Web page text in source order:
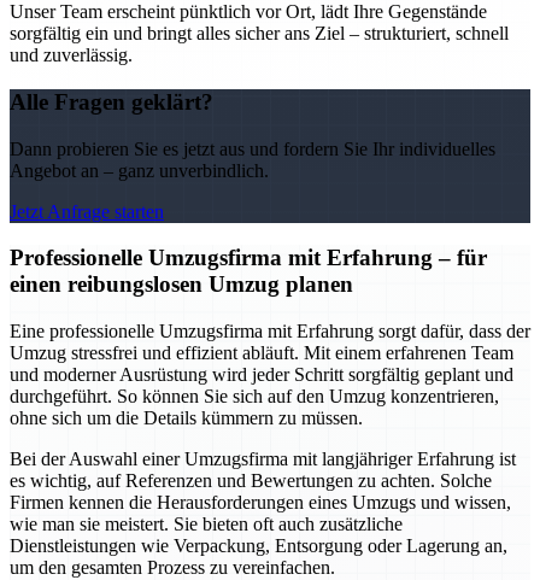
Unser Team erscheint pünktlich vor Ort, lädt Ihre Gegenstände
sorgfältig ein und bringt alles sicher ans Ziel – strukturiert, schnell
und zuverlässig.
Alle Fragen geklärt?
Dann probieren Sie es jetzt aus und fordern Sie Ihr individuelles
Angebot an – ganz unverbindlich.
Jetzt Anfrage starten
Professionelle Umzugsfirma mit Erfahrung – für
einen reibungslosen Umzug planen
Eine professionelle Umzugsfirma mit Erfahrung sorgt dafür, dass der
Umzug stressfrei und effizient abläuft. Mit einem erfahrenen Team
und moderner Ausrüstung wird jeder Schritt sorgfältig geplant und
durchgeführt. So können Sie sich auf den Umzug konzentrieren,
ohne sich um die Details kümmern zu müssen.
Bei der Auswahl einer Umzugsfirma mit langjähriger Erfahrung ist
es wichtig, auf Referenzen und Bewertungen zu achten. Solche
Firmen kennen die Herausforderungen eines Umzugs und wissen,
wie man sie meistert. Sie bieten oft auch zusätzliche
Dienstleistungen wie Verpackung, Entsorgung oder Lagerung an,
um den gesamten Prozess zu vereinfachen.